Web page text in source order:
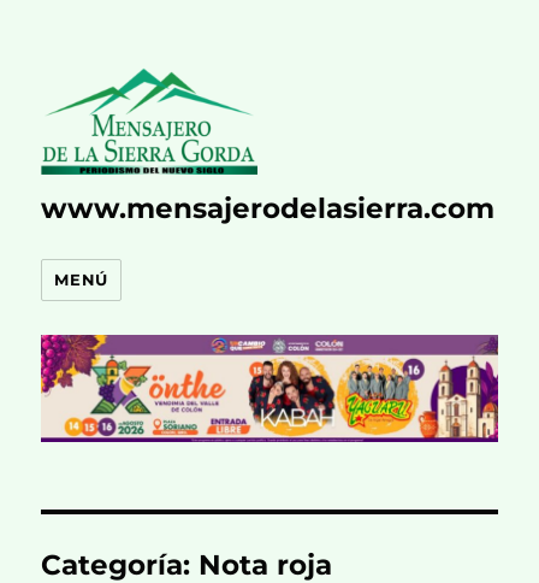
www.mensajerodelasierra.com
MENÚ
Categoría: Nota roja